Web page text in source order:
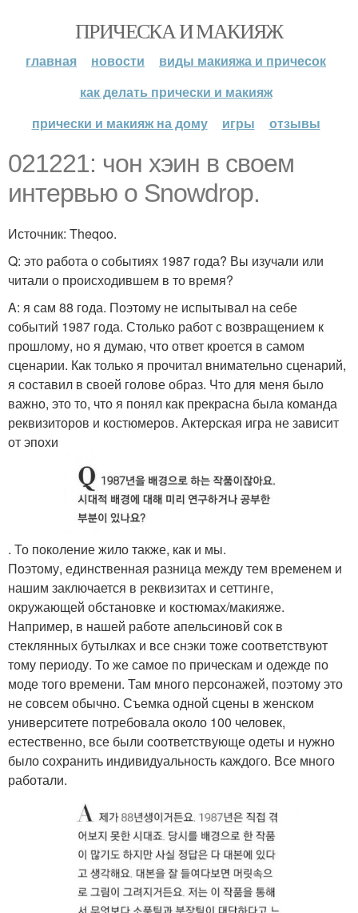
ПРИЧЕСКА И МАКИЯЖ
главная новости
виды макияжа и причесок
как делать прически и макияж
прически и макияж на дому
игры отзывы
021221: чон хэин в своем
интервью о Snowdrop.
Источник: Theqoo.
Q: это работа о событиях 1987 года? Вы изучали или
читали о происходившем в то время?
A: я сам 88 года. Поэтому не испытывал на себе
событий 1987 года. Столько работ с возвращением к
прошлому, но я думаю, что ответ кроется в самом
сценарии. Как только я прочитал внимательно сценарий,
я составил в своей голове образ. Что для меня было
важно, это то, что я понял как прекрасна была команда
реквизиторов и костюмеров. Актерская игра не зависит
от эпохи
. То поколение жило также, как и мы.
Поэтому, единственная разница между тем временем и
нашим заключается в реквизитах и сеттинге,
окружающей обстановке и костюмах/макияже.
Например, в нашей работе апельсиновй сок в
стеклянных бутылках и все снэки тоже соответствуют
тому периоду. То же самое по прическам и одежде по
моде того времени. Там много персонажей, поэтому это
не совсем обычно. Съемка одной сцены в женском
университете потребовала около 100 человек,
естественно, все были соответствующе одеты и нужно
было сохранить индивидуальность каждого. Все много
работали.